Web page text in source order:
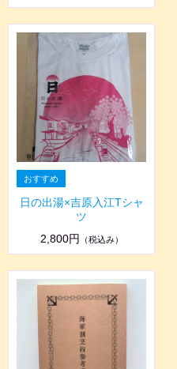
日の出湯×吉原入江Tシャ
ツ
2,800円
（税込み）